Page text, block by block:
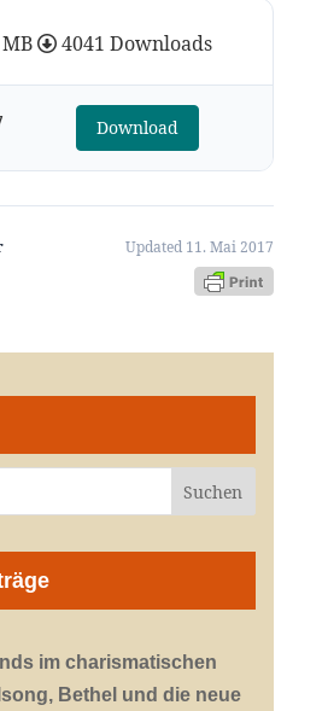
4041 Downloads
Download
Updated 11. Mai 2017
im charismatischen
Bethel und die neue